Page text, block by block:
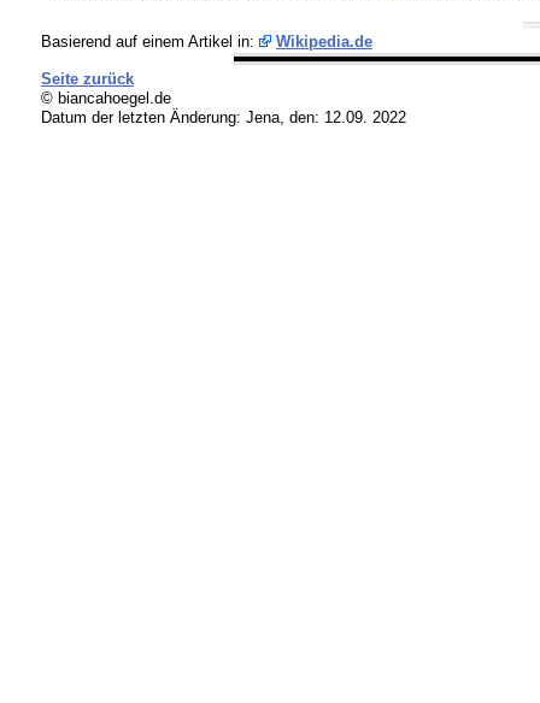
Basierend auf einem Artikel in: Wikipedia.de
Seite zurück
© biancahoegel.de
Datum der letzten Änderung: Jena, den: 12.09. 2022